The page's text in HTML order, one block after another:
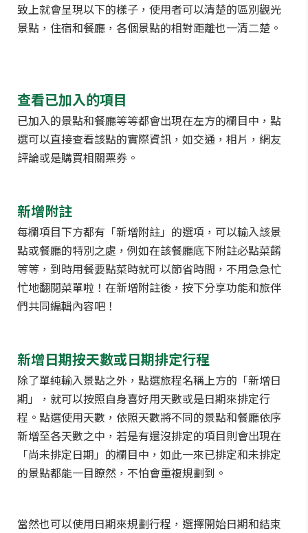
致上就會呈現以下的樣子，使用者可以清楚的區別觀光
景點，住宿和餐廳，各個景點的相對距離也一清二楚。
查看已加入的項目
已加入的景點和餐廳等等都會出現在左方的欄目中，點
選可以直接查看該點的實際資訊，如交通，相片，網友
評論或是購買相關票券。
新增附註
每欄項目下方都有「新增附註」的選項，可以輸入該景
點或餐廳的特別之處，例如在該餐廳底下附註必點菜餚
等等，到時用餐要點菜時就可以節省時間，不用急急忙
忙地翻閱菜單啦！在新增附註後，按下分享功能和旅伴
們共同編輯內容吧！
新增日期按天數或日期排定行程
除了單純輸入景點之外，點選旅程名稱上方的「新增日
期」，就可以按照自身喜好用天數或是日期來排定行
程。點選使用天數，依照天數將不同的景點和餐廳依序
新增至各天數之中，若是有還沒排定的項目則會出現在
「尚未排定日期」的欄目中，如此一來已排定和未排定
的景點都能一目瞭然，不怕會重複規劃到。
當然也可以使用日期來規劃行程，選擇開始日期和結束